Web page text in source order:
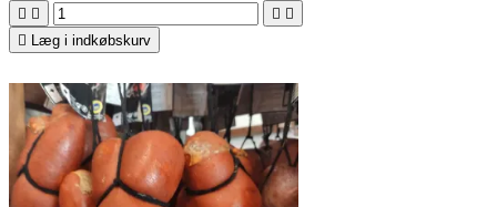
   

Læg i indkøbskurv